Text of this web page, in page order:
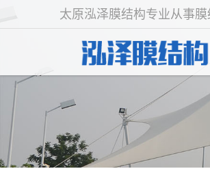
太原泓泽膜结构专业从事